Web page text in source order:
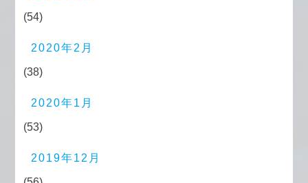
(54)
2020年2月
(38)
2020年1月
(53)
2019年12月